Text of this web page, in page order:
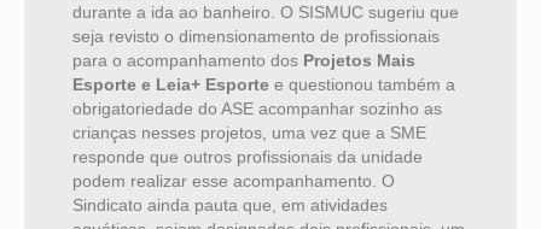
durante a ida ao banheiro. O SISMUC sugeriu que
seja revisto o dimensionamento de profissionais
para o acompanhamento dos Projetos Mais
Esporte e Leia+ Esporte e questionou também a
obrigatoriedade do ASE acompanhar sozinho as
crianças nesses projetos, uma vez que a SME
responde que outros profissionais da unidade
podem realizar esse acompanhamento. O
Sindicato ainda pauta que, em atividades